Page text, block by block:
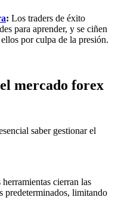
: Los traders de éxito
para aprender, y se ciñen
por culpa de la presión.
mercado forex
saber gestionar el
herramientas cierran las
predeterminados, limitando